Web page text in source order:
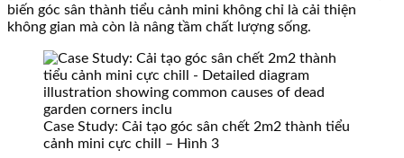
biến góc sân thành tiểu cảnh mini không chỉ là cải thiện
không gian mà còn là nâng tầm chất lượng sống.
Case Study: Cải tạo góc sân chết 2m2 thành tiểu
cảnh mini cực chill – Hình 3